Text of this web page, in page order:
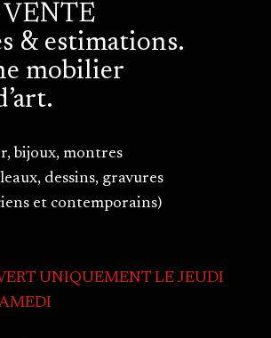
& estimations.
mobilier
bijoux, montres
dessins, gravures
et contemporains)
UNIQUEMENT LE JEUDI